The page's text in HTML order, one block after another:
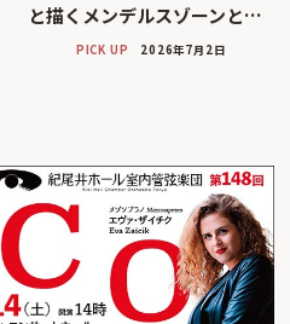
と描くメンデルスゾーンと…
PICK UP 2026年7月2日